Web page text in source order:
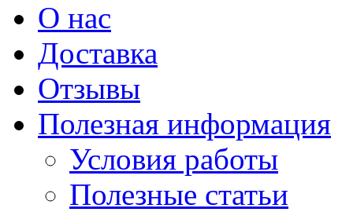
О нас
Доставка
Отзывы
Полезная информация
Условия работы
Полезные статьи